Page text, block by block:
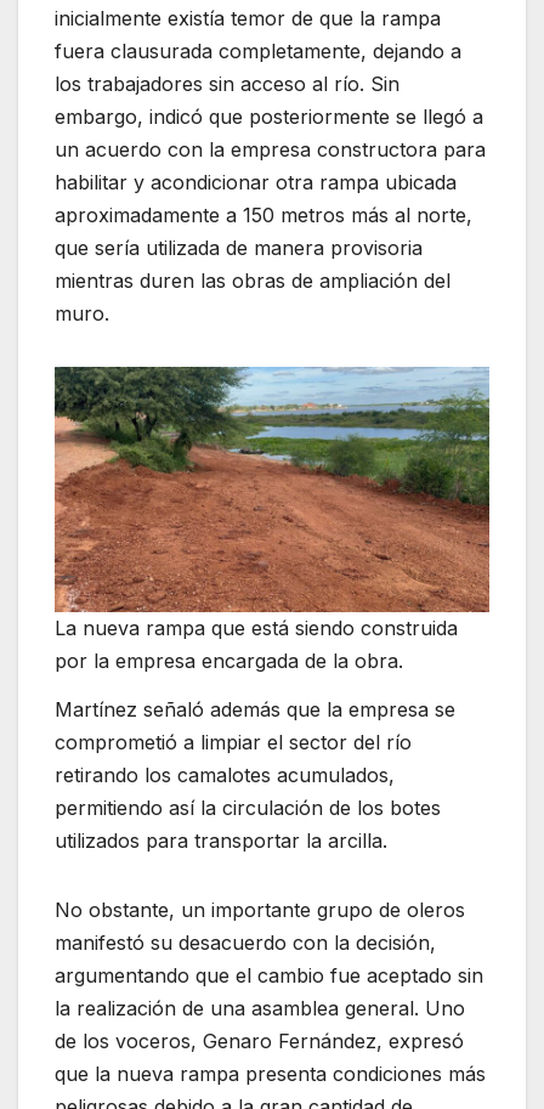
inicialmente existía temor de que la rampa
fuera clausurada completamente, dejando a
los trabajadores sin acceso al río. Sin
embargo, indicó que posteriormente se llegó a
un acuerdo con la empresa constructora para
habilitar y acondicionar otra rampa ubicada
aproximadamente a 150 metros más al norte,
que sería utilizada de manera provisoria
mientras duren las obras de ampliación del
muro.
La nueva rampa que está siendo construida
por la empresa encargada de la obra.
Martínez señaló además que la empresa se
comprometió a limpiar el sector del río
retirando los camalotes acumulados,
permitiendo así la circulación de los botes
utilizados para transportar la arcilla.
No obstante, un importante grupo de oleros
manifestó su desacuerdo con la decisión,
argumentando que el cambio fue aceptado sin
la realización de una asamblea general. Uno
de los voceros, Genaro Fernández, expresó
que la nueva rampa presenta condiciones más